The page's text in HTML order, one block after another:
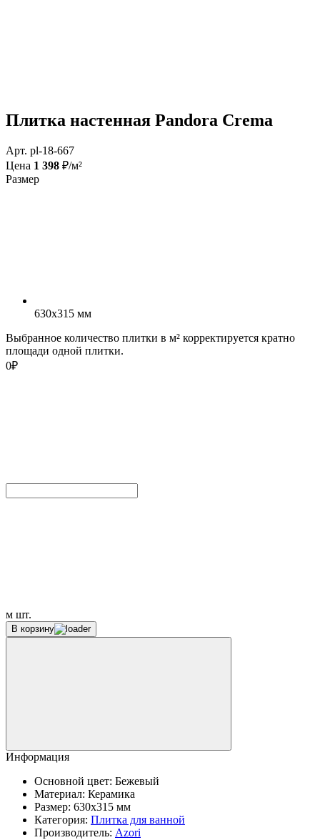
Плитка настенная Pandora Crema
Арт. pl-18-667
Цена 1 398 ₽/м²
Размер
630x315 мм
Выбранное количество плитки в м² корректируется кратно
площади одной плитки.
0₽
м шт.
В корзину
Информация
Основной цвет: Бежевый
Материал: Керамика
Размер: 630x315 мм
Категория: Плитка для ванной
Производитель: Azori